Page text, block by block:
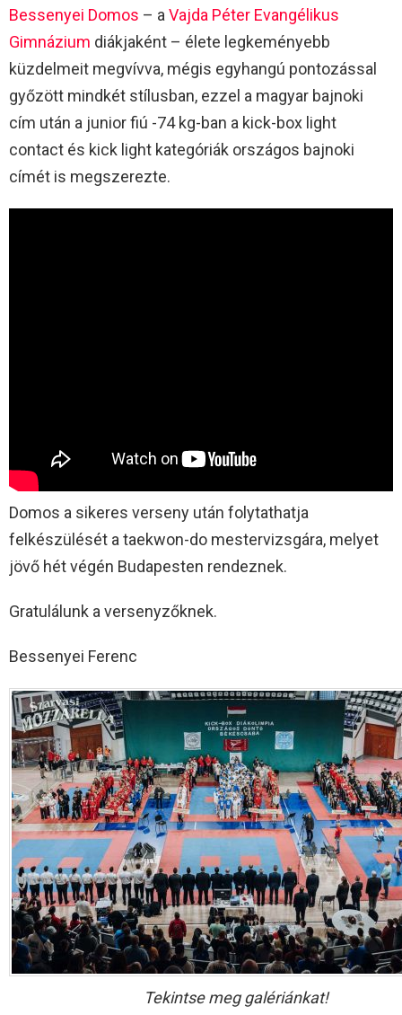
Bessenyei Domos – aVajda Péter Evangélikus
Gimnázium diákjaként – élete legkeményebb
küzdelmeit megvívva, mégis egyhangú pontozással
győzött mindkét stílusban, ezzel a magyar bajnoki
cím után a junior fiú -74 kg-ban a kick-box light
contact és kick light kategóriák országos bajnoki
címét is megszerezte.
Domos a sikeres verseny után folytathatja
felkészülését a taekwon-do mestervizsgára, melyet
jövő hét végén Budapesten rendeznek.
Gratulálunk a versenyzőknek.
Bessenyei Ferenc
Tekintse meg galériánkat!